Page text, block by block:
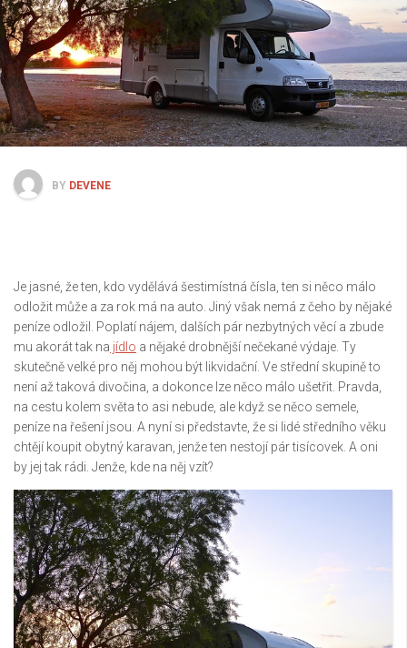
BY DEVENE
Je jasné, že ten, kdo vydělává šestimístná čísla, ten si něco málo
odložit může a za rok má na auto. Jiný však nemá z čeho by nějaké
peníze odložil. Poplatí nájem, dalších pár nezbytných věcí a zbude
mu akorát tak na jídlo a nějaké drobnější nečekané výdaje. Ty
skutečně velké pro něj mohou být likvidační. Ve střední skupině to
není až taková divočina, a dokonce lze něco málo ušetřit. Pravda,
na cestu kolem světa to asi nebude, ale když se něco semele,
peníze na řešení jsou. A nyní si představte, že si lidé středního věku
chtějí koupit obytný karavan, jenže ten nestojí pár tisícovek. A oni
by jej tak rádi. Jenže, kde na něj vzít?